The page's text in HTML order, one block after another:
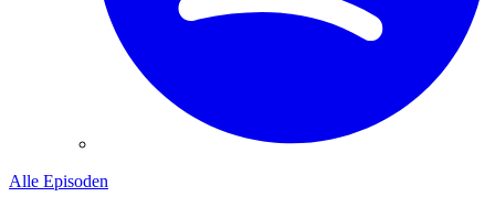
Alle Episoden